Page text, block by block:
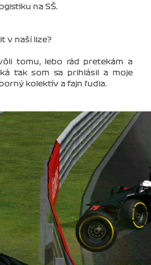
na SŠ.
v naší lize?
tomu, lebo rád pretekám a
tak som sa prihlásil a moje
kolektív a fajn ľudia.